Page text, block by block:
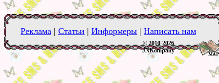
Реклама | Статьи | Информеры | Написать нам
© 2010-2026
JNKompany